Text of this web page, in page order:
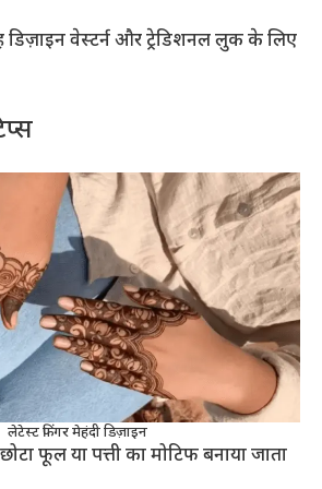
डिज़ाइन वेस्टर्न और ट्रेडिशनल लुक के लिए
लेटेस्ट फिंगर मेहंदी डिज़ाइन
फूल या पत्ती का मोटिफ बनाया जाता